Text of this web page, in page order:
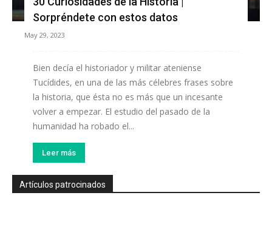
Sorpréndete con estos datos
May 29, 2023
Bien decía el historiador y militar ateniense
Tucídides, en una de las más célebres frases sobre
la historia, que ésta no es más que un incesante
volver a empezar. El estudio del pasado de la
humanidad ha robado el...
Leer más
Artículos patrocinados